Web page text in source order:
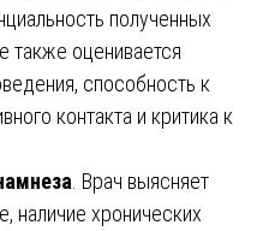
полученных
также оценивается
способность к
контакта и критика к
. Врач выясняет
наличие хронических